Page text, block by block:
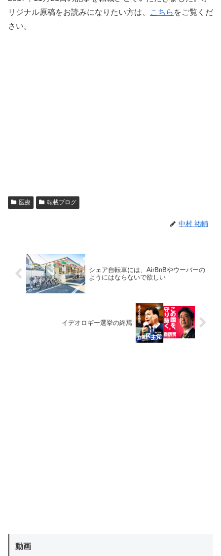
リジナル原稿をお読みになりたい方は、
こちら をご覧くだ
さい。
医療 転載ブログ
中村 祐輔
シェア自転車には、AirBnBやウーバーの
ようにはならないで欲しい
イデオロギー選挙の終焉
動画